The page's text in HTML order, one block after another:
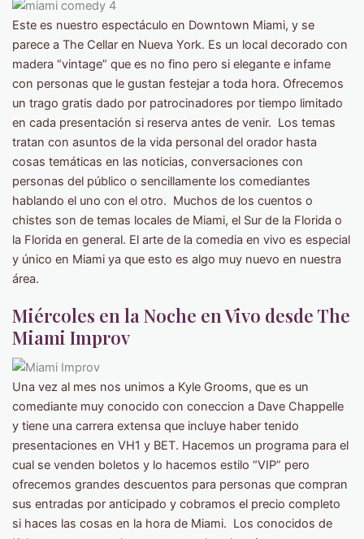
Este es nuestro espectáculo en Downtown Miami, y se
parece a The Cellar en Nueva York. Es un local decorado con
madera “vintage” que es no fino pero si elegante e infame
con personas que le gustan festejar a toda hora. Ofrecemos
un trago gratis dado por patrocinadores por tiempo limitado
en cada presentación si reserva antes de venir. Los temas
tratan con asuntos de la vida personal del orador hasta
cosas temáticas en las noticias, conversaciones con
personas del público o sencillamente los comediantes
hablando el uno con el otro. Muchos de los cuentos o
chistes son de temas locales de Miami, el Sur de la Florida o
la Florida en general. El arte de la comedia en vivo es especial
y único en Miami ya que esto es algo muy nuevo en nuestra
área.
Miércoles en la Noche en Vivo desde The
Miami Improv
Una vez al mes nos unimos a Kyle Grooms, que es un
comediante muy conocido con coneccion a Dave Chappelle
y tiene una carrera extensa que incluye haber tenido
presentaciones en VH1 y BET. Hacemos un programa para el
cual se venden boletos y lo hacemos estilo “VIP” pero
ofrecemos grandes descuentos para personas que compran
sus entradas por anticipado y cobramos el precio completo
si haces las cosas en la hora de Miami. Los conocidos de